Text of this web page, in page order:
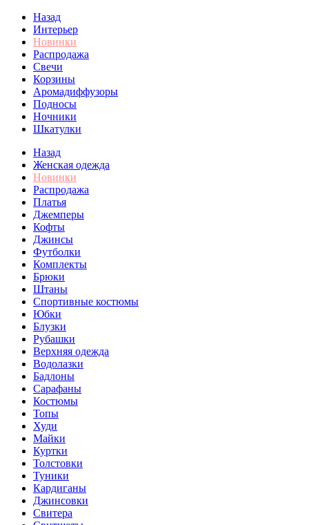
Назад
Интерьер
Новинки
Распродажа
Свечи
Корзины
Аромадиффузоры
Подносы
Ночники
Шкатулки
Назад
Женская одежда
Новинки
Распродажа
Платья
Джемперы
Кофты
Джинсы
Футболки
Комплекты
Брюки
Штаны
Спортивные костюмы
Юбки
Блузки
Рубашки
Верхняя одежда
Водолазки
Бадлоны
Сарафаны
Костюмы
Топы
Худи
Майки
Куртки
Толстовки
Туники
Кардиганы
Джинсовки
Свитера